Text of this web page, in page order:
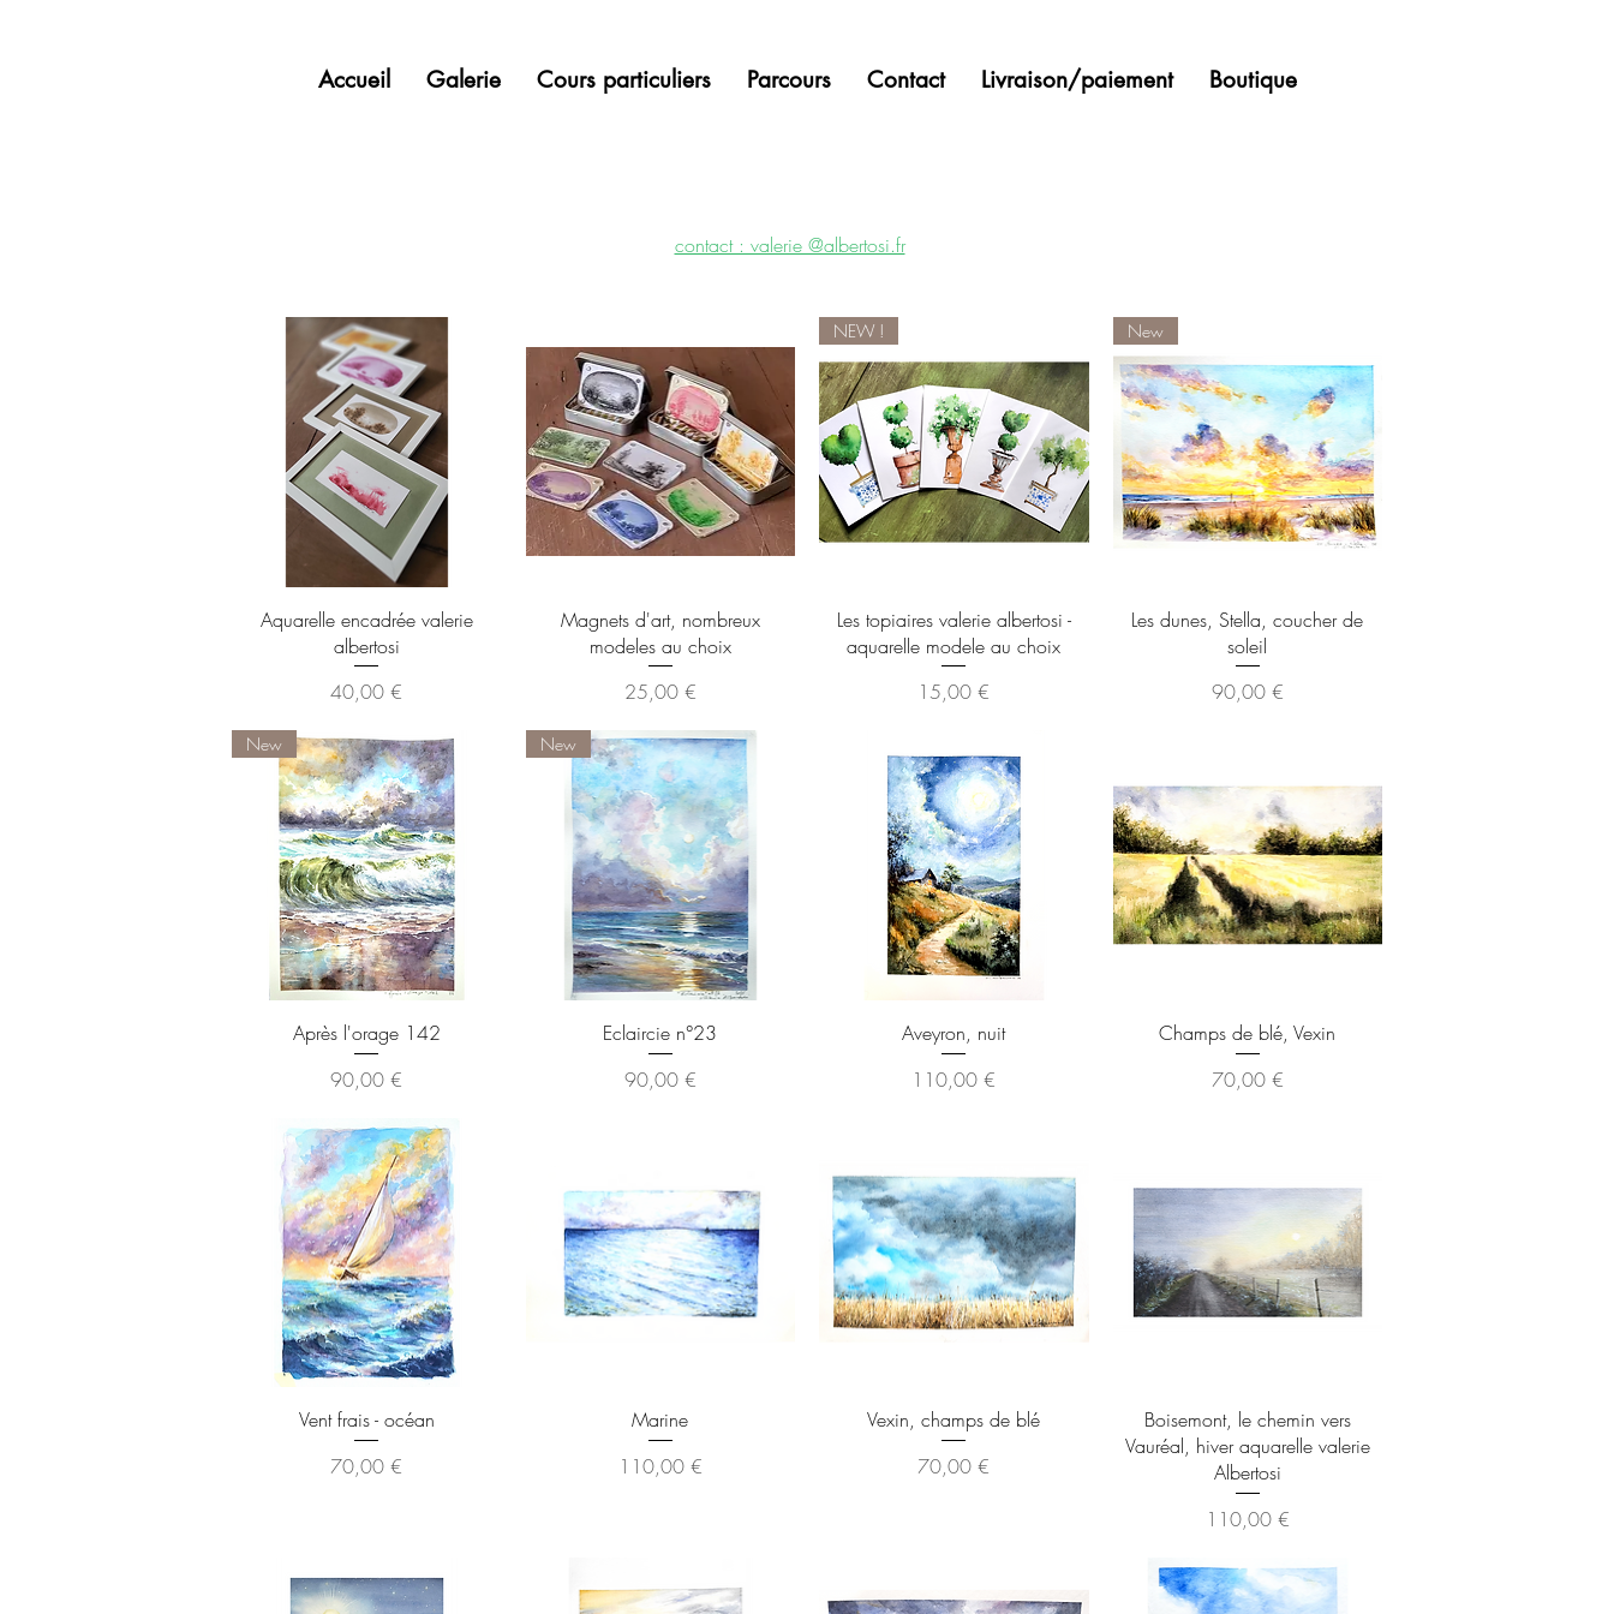
Accueil Galerie Cours particuliers Parcours Contact Livraison/paiement Boutique
contact : valerie @albertosi.fr
Aperçu rapide
Aquarelle encadrée valerie
albertosi
Prix
40,00 €
Aperçu rapide
Magnets d'art, nombreux
modeles au choix
Prix
25,00 €
Aperçu rapide
NEW !
Les topiaires valerie albertosi -
aquarelle modele au choix
Prix
15,00 €
Aperçu rapide
New
Les dunes, Stella, coucher de
soleil
Prix
90,00 €
Aperçu rapide
New
Après l'orage 142
Prix
90,00 €
Aperçu rapide
New
Eclaircie n°23
Prix
90,00 €
Aperçu rapide
Aveyron, nuit
Prix
110,00 €
Aperçu rapide
Champs de blé, Vexin
Prix
70,00 €
Aperçu rapide
Vent frais - océan
Prix
70,00 €
Aperçu rapide
Marine
Prix
110,00 €
Aperçu rapide
Vexin, champs de blé
Prix
70,00 €
Aperçu rapide
Boisemont, le chemin vers
Vauréal, hiver aquarelle valerie
Albertosi
Prix
110,00 €